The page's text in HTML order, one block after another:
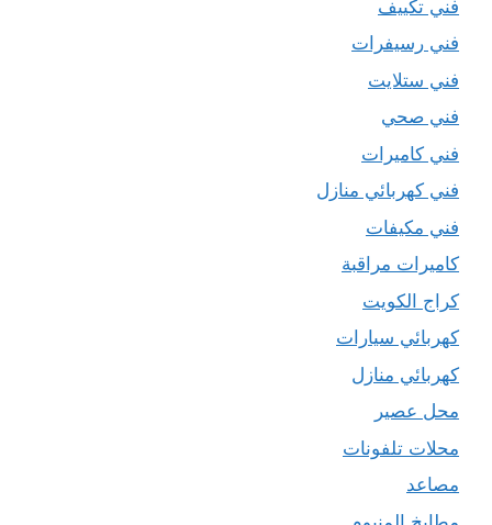
فني تكييف
فني رسيفرات
فني ستلايت
فني صحي
فني كاميرات
فني كهربائي منازل
فني مكيفات
كاميرات مراقبة
كراج الكويت
كهربائي سيارات
كهربائي منازل
محل عصير
محلات تلفونات
مصاعد